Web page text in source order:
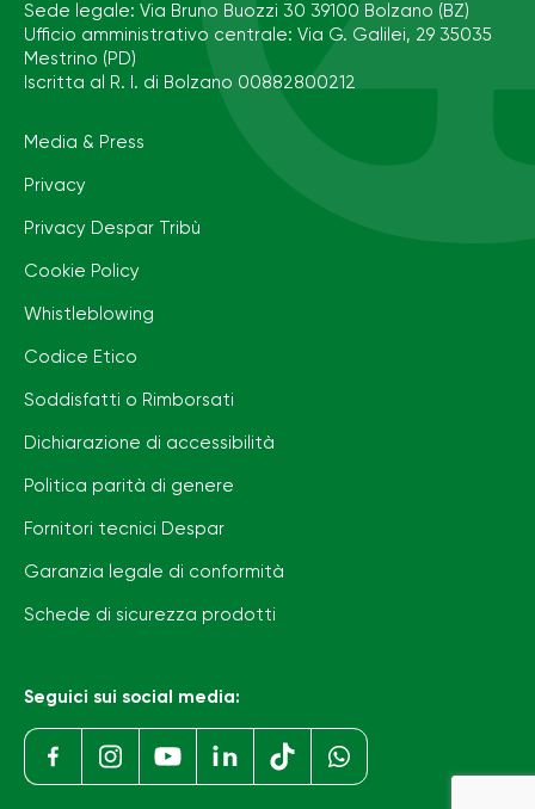
Sede legale: Via Bruno Buozzi 30 39100 Bolzano (BZ)
Ufficio amministrativo centrale: Via G. Galilei, 29 35035
Mestrino (PD)
Iscritta al R. I. di Bolzano 00882800212
Media & Press
Privacy
Privacy Despar Tribù
Cookie Policy
Whistleblowing
Codice Etico
Soddisfatti o Rimborsati
Dichiarazione di accessibilità
Politica parità di genere
Fornitori tecnici Despar
Garanzia legale di conformità
Schede di sicurezza prodotti
Seguici sui social media: